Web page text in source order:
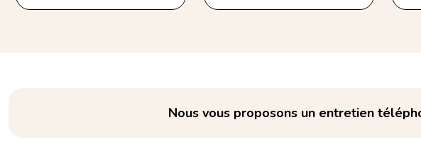
Nous vous proposons un entretien